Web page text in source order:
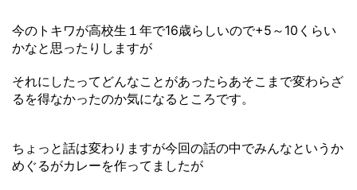
今のトキワが高校生１年で16歳らしいので+5～10くらい
かなと思ったりしますが
それにしたってどんなことがあったらあそこまで変わらざ
るを得なかったのか気になるところです。
ちょっと話は変わりますが今回の話の中でみんなというか
めぐるがカレーを作ってましたが